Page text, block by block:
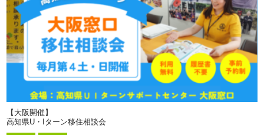
【大阪開催】
高知県U・Iターン移住相談会